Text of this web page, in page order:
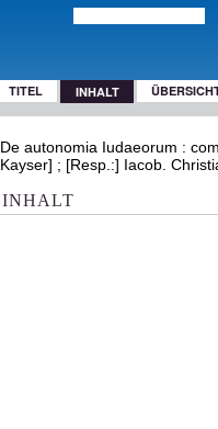
TITEL INHALT
De autonomia Iudaeorum :
Kayser] ; [Resp.:] Iacob.
INHALT